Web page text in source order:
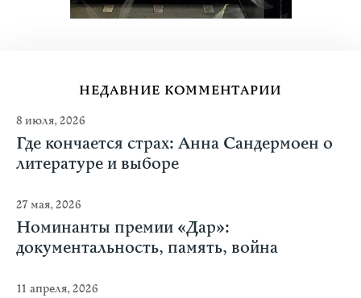
НЕДАВНИЕ КОММЕНТАРИИ
8 июля, 2026
Где кончается страх: Анна Сандермоен о
литературе и выборе
27 мая, 2026
Номинанты премии «Дар»:
документальность, память, война
11 апреля, 2026